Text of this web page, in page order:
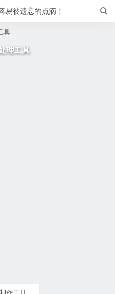
易被遗忘的点滴！
具
理工具